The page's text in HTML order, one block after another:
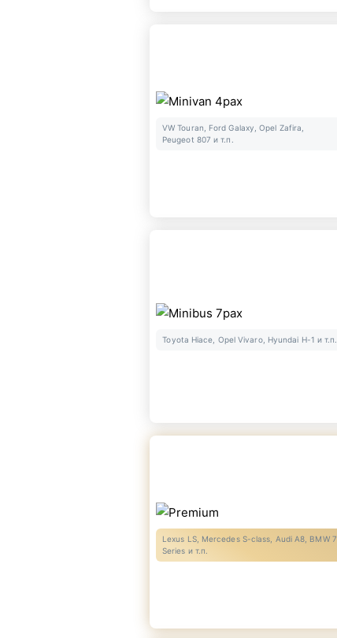
VW Touran, Ford Galaxy, Opel Zafira,
Peugeot 807 и т.п.
Toyota Hiace, Opel Vivaro, Hyundai H-1 и т.п.
Lexus LS, Mercedes S-class, Audi A8, BMW 7
Series и т.п.